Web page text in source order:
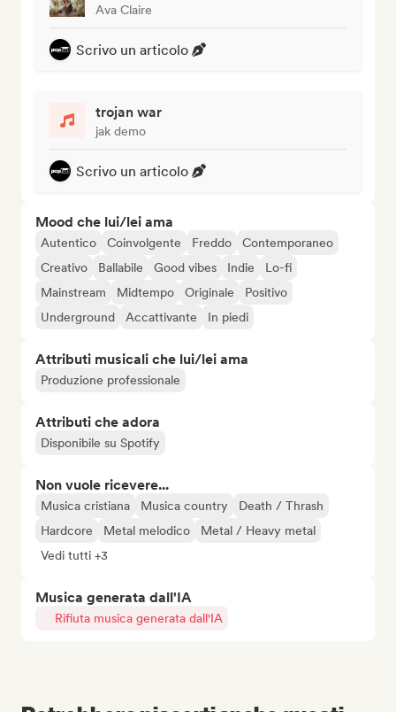
Ava Claire
Scrivo un articolo
trojan war
jak demo
Scrivo un articolo
Mood che lui/lei ama
Autentico Coinvolgente Freddo
Contemporaneo
Creativo
Ballabile Good vibes Indie
Lo-fi
Mainstream
Midtempo Originale
Positivo
Underground
Accattivante In piedi
Attributi musicali che lui/lei ama
Produzione professionale
Attributi che adora
Disponibile su Spotify
Non vuole ricevere...
Musica cristiana Musica country
Death / Thrash
Hardcore
Metal melodico
Metal / Heavy metal
Vedi tutti +3
Musica generata dall'IA
Rifiuta musica generata dall'IA